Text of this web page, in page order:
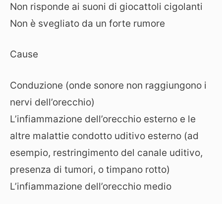
Non risponde ai suoni di giocattoli cigolanti
Non è svegliato da un forte rumore
Cause
Conduzione (onde sonore non raggiungono i
nervi dell’orecchio)
L’infiammazione dell’orecchio esterno e le
altre malattie condotto uditivo esterno (ad
esempio, restringimento del canale uditivo,
presenza di tumori, o timpano rotto)
L’infiammazione dell’orecchio medio